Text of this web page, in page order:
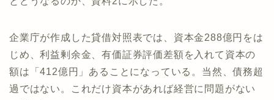
企業庁が作成した貸借対照表では、資本金288億円をは
じめ、利益剰余金、有価証券評価差額を入れて資本の
額は「412億円」あることになっている。当然、債務超
過ではない。これだけ資本があれば経営に問題がない